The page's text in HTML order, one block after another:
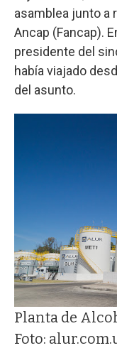
asamblea junto a
Ancap (Fancap).
presidente del
había viajado
del asunto.
Planta de
Foto: